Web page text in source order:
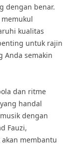
dengan benar.
kualitas
untuk rajin
Anda semakin
dan ritme
handal
dengan
Fauzi,
membantu